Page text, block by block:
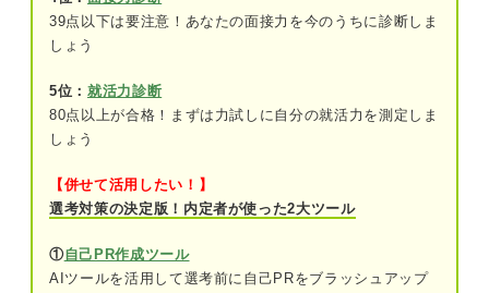
①スケジュール管理が得意な人
③先読み力のある人
価されやすい素養って何？
やりがい
①貿易の専門知識を業務の中で磨ける
39点以下は要注意！あなたの面接力を今のうちに診断しま
しょう
5位： 就活力診断
80点以上が合格！まずは力試しに自分の就活力を測定しま
しょう
【併せて活用したい！】
選考対策の決定版！内定者が使った2大ツール
①自己PR作成ツール
AIツールを活用して選考前に自己PRをブラッシュアップ